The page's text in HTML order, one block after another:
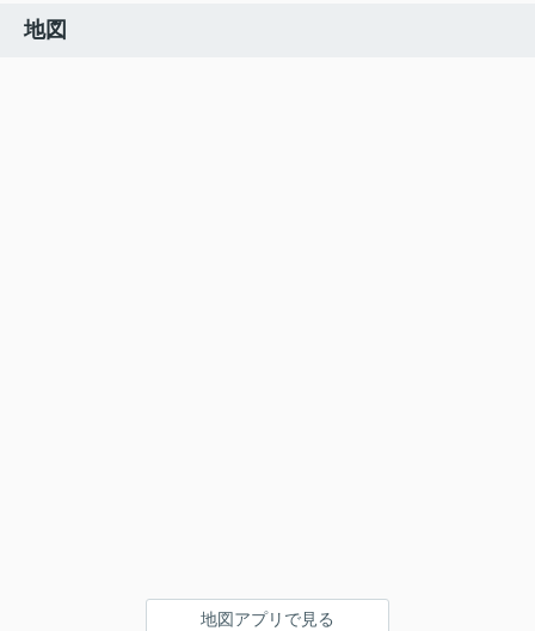
地図
地図アプリで見る